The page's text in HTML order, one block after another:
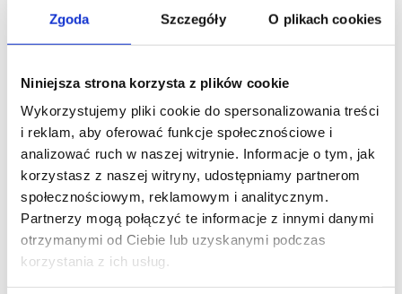
Zgoda Szczegóły O plikach cookies
Niniejsza strona korzysta z plików cookie
Wykorzystujemy pliki cookie do spersonalizowania treści
i reklam, aby oferować funkcje społecznościowe i
analizować ruch w naszej witrynie. Informacje o tym, jak
korzystasz z naszej witryny, udostępniamy partnerom
społecznościowym, reklamowym i analitycznym.
Partnerzy mogą połączyć te informacje z innymi danymi
otrzymanymi od Ciebie lub uzyskanymi podczas
korzystania z ich usług.
BEZPIECZEŃSTWO APLIKACJI
Introduction to web application security
BEZPIECZEŃSTWO APLIKACJI
Web Application Security